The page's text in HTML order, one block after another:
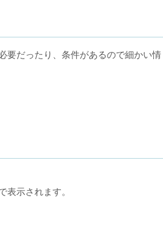
要だったり、条件があるので細かい情
示されます。